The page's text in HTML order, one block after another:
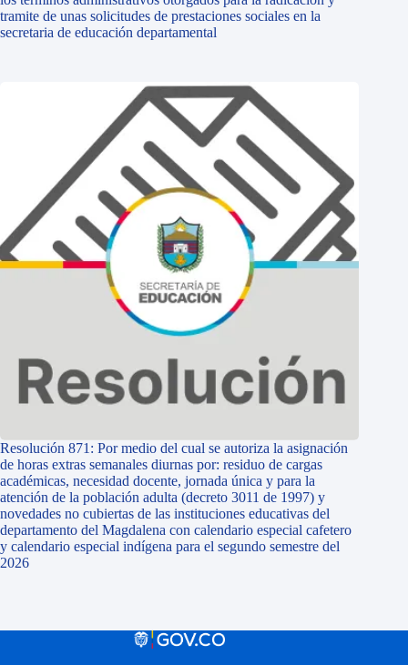
tramite de unas solicitudes de prestaciones sociales en la
secretaria de educación departamental
Resolución 871: Por medio del cual se autoriza la asignación
de horas extras semanales diurnas por: residuo de cargas
académicas, necesidad docente, jornada única y para la
atención de la población adulta (decreto 3011 de 1997) y
novedades no cubiertas de las instituciones educativas del
departamento del Magdalena con calendario especial cafetero
y calendario especial indígena para el segundo semestre del
2026